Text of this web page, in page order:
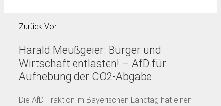
Zurück Vor
Harald Meußgeier: Bürger und
Wirtschaft entlasten! – AfD für
Aufhebung der CO2-Abgabe
Die AfD-Fraktion im Bayerischen Landtag hat einen